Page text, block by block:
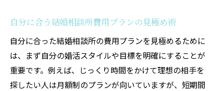
自分に合う結婚相談所費用プランの見極め術
自分に合った結婚相談所の費用プランを見極めるために
は、まず自分の婚活スタイルや目標を明確にすることが
重要です。例えば、じっくり時間をかけて理想の相手を
探したい人は月額制のプランが向いていますが、短期間